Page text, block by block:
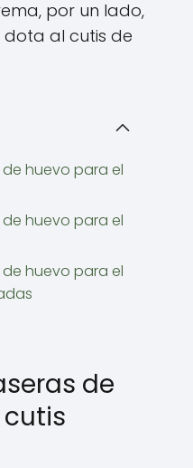
por un lado,
al cutis de
huevo para el
huevo para el
huevo para el
de